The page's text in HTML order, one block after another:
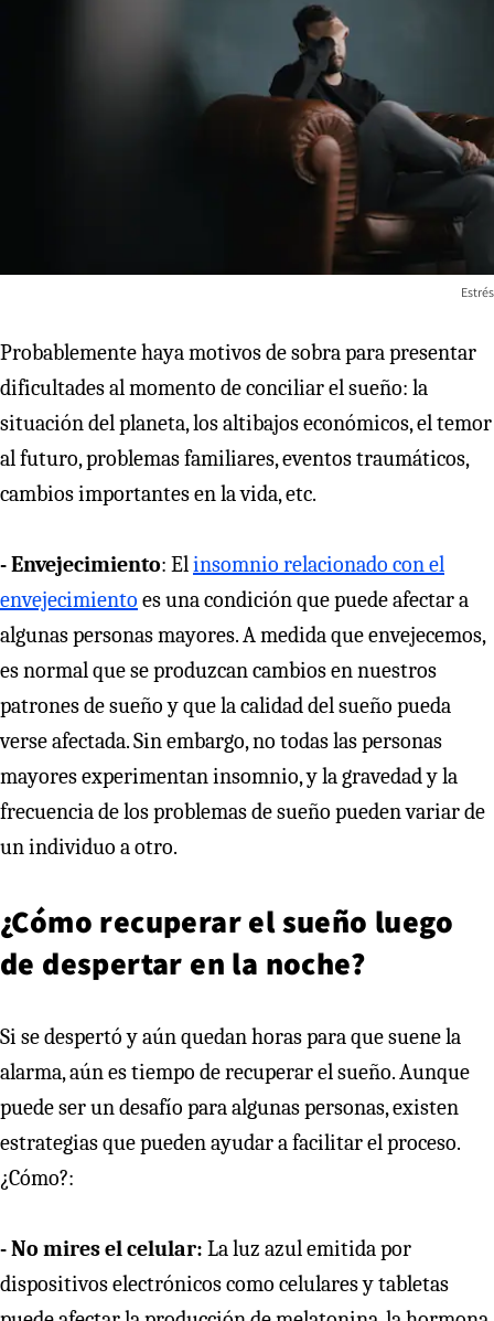
Estrés
Probablemente haya motivos de sobra para presentar
dificultades al momento de conciliar el sueño: la
situación del planeta, los altibajos económicos, el temor
al futuro, problemas familiares, eventos traumáticos,
cambios importantes en la vida, etc.
- Envejecimiento: Elinsomnio relacionado con el
envejecimiento es una condición que puede afectar a
algunas personas mayores. A medida que envejecemos,
es normal que se produzcan cambios en nuestros
patrones de sueño y que la calidad del sueño pueda
verse afectada. Sin embargo, no todas las personas
mayores experimentan insomnio, y la gravedad y la
frecuencia de los problemas de sueño pueden variar de
un individuo a otro.
¿Cómo recuperar el sueño luego
de despertar en la noche?
Si se despertó y aún quedan horas para que suene la
alarma, aún es tiempo de recuperar el sueño. Aunque
puede ser un desafío para algunas personas, existen
estrategias que pueden ayudar a facilitar el proceso.
¿Cómo?:
- No mires el celular: La luz azul emitida por
dispositivos electrónicos como celulares y tabletas